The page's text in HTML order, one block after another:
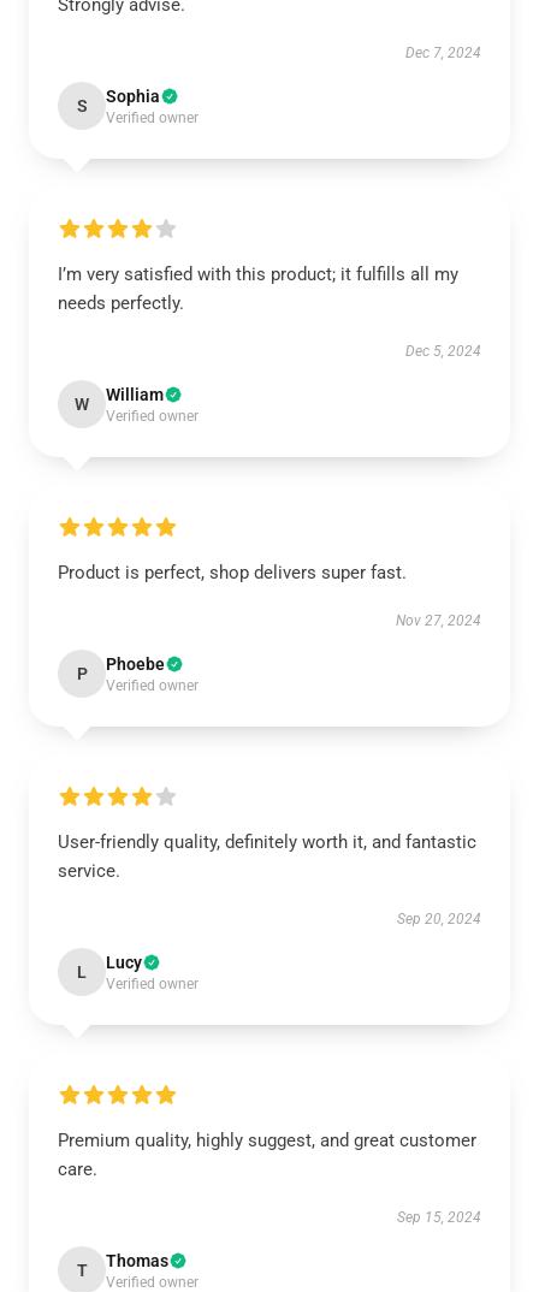
Strongly advise.
Dec 7, 2024
S Sophia
Verified owner
I’m very satisfied with this product; it fulfills all my
needs perfectly.
Dec 5, 2024
W William
Verified owner
Product is perfect, shop delivers super fast.
Nov 27, 2024
P Phoebe
Verified owner
User-friendly quality, definitely worth it, and fantastic
service.
Sep 20, 2024
L Lucy
Verified owner
Premium quality, highly suggest, and great customer
care.
Sep 15, 2024
T Thomas
Verified owner